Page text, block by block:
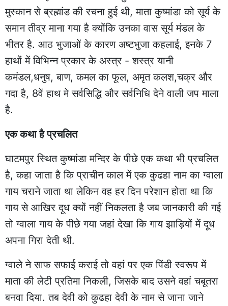
मुस्कान से ब्रह्मांड की रचना हुई थी, माता कुष्मांडा को सूर्य के
समान तीव्र माना गया है क्योंकि उनका वास सूर्य मंडल के
भीतर है. आठ भुजाओं के कारण अष्टभुजा कहलाई, इनके 7
हाथों में विभिन्न प्रकार के अस्त्र - शस्त्र यानी
कमंडल,धनुष, बाण, कमल का फूल, अमृत कलश,चक्र और
गदा है, 8वें हाथ मे सर्वसिद्धि और सर्वनिधि देने वाली जप माला
है.
एक कथा है प्रचलित
घाटमपुर स्थित कुष्मांडा मन्दिर के पीछे एक कथा भी प्रचलित
है, कहा जाता है कि प्राचीन काल में एक कुढहा नाम का ग्वाला
गाय चराने जाता था लेकिन वह हर दिन परेशान होता था कि
गाय से आखिर दूध क्यों नहीं निकलता है जब जानकारी की गई
तो ग्वाला गाय के पीछे गया जहां देखा कि गाय झाड़ियों में दूध
अपना गिरा देती थी.
ग्वाले ने साफ सफाई कराई तो वहां पर एक पिंडी स्वरूप में
माता की लेटी प्रतिमा निकली, जिसके बाद उसने वहां चबूतरा
बनवा दिया. तब देवी को कुढहा देवी के नाम से जाना जाने